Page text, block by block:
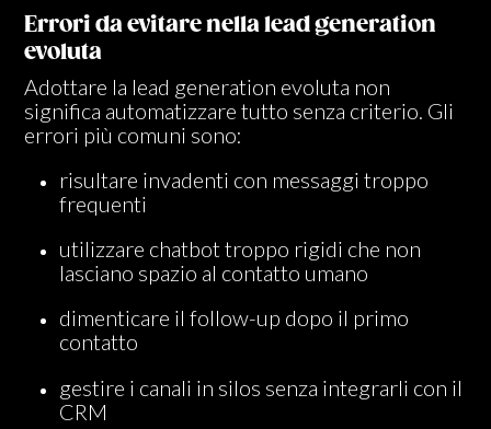
Errori da evitare nella lead generation
evoluta
Adottare la lead generation evoluta non
significa automatizzare tutto senza criterio. Gli
errori più comuni sono:
risultare invadenti con messaggi troppo
frequenti
utilizzare chatbot troppo rigidi che non
lasciano spazio al contatto umano
dimenticare il follow-up dopo il primo
contatto
gestire i canali in silos senza integrarli con il
CRM